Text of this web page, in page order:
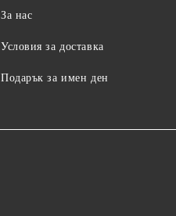
За нас
Условия за доставка
Подарък за имен ден